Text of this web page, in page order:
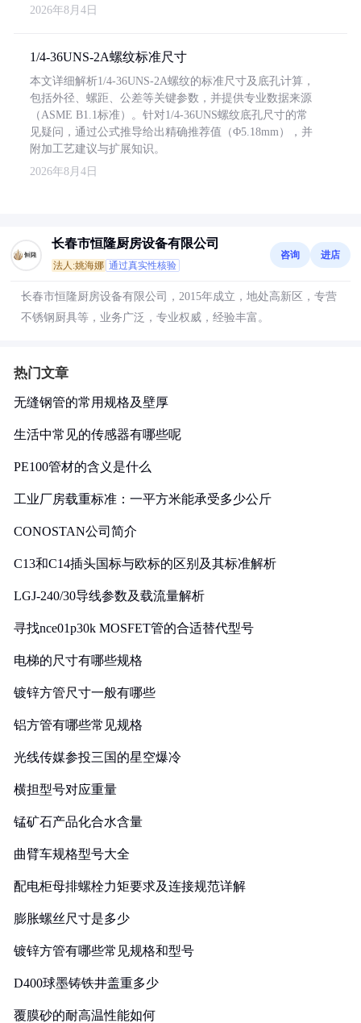
2026年8月4日
1/4-36UNS-2A螺纹标准尺寸
本文详细解析1/4-36UNS-2A螺纹的标准尺寸及底孔计算，
包括外径、螺距、公差等关键参数，并提供专业数据来源
（ASME B1.1标准）。针对1/4-36UNS螺纹底孔尺寸的常
见疑问，通过公式推导给出精确推荐值（Φ5.18mm），并
附加工艺建议与扩展知识。
2026年8月4日
长春市恒隆厨房设备有限公司
法人:姚海娜 通过真实性核验
咨询 进店
长春市恒隆厨房设备有限公司，2015年成立，地处高新区，专营
不锈钢厨具等，业务广泛，专业权威，经验丰富。
热门文章
无缝钢管的常用规格及壁厚
生活中常见的传感器有哪些呢
PE100管材的含义是什么
工业厂房载重标准：一平方米能承受多少公斤
CONOSTAN公司简介
C13和C14插头国标与欧标的区别及其标准解析
LGJ-240/30导线参数及载流量解析
寻找nce01p30k MOSFET管的合适替代型号
电梯的尺寸有哪些规格
镀锌方管尺寸一般有哪些
铝方管有哪些常见规格
光线传媒参投三国的星空爆冷
横担型号对应重量
锰矿石产品化合水含量
曲臂车规格型号大全
配电柜母排螺栓力矩要求及连接规范详解
膨胀螺丝尺寸是多少
镀锌方管有哪些常见规格和型号
D400球墨铸铁井盖重多少
覆膜砂的耐高温性能如何